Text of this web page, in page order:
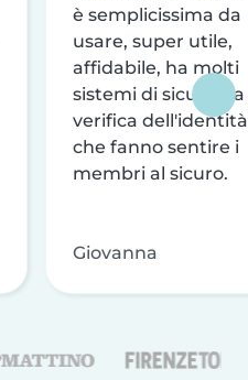
è semplicissima da
usare, super utile,
affidabile, ha molti
sistemi di sicurezza
verifica dell'identità
che fanno sentire i
membri al sicuro.
Giovanna